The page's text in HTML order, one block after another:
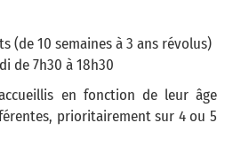
(de 10 semaines à 3 ans révolus)
de 7h30 à 18h30
en fonction de leur âge
prioritairement sur 4 ou 5